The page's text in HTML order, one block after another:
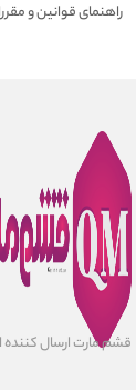
راهنمای قوانین و
قشم مارت ارسال کننده